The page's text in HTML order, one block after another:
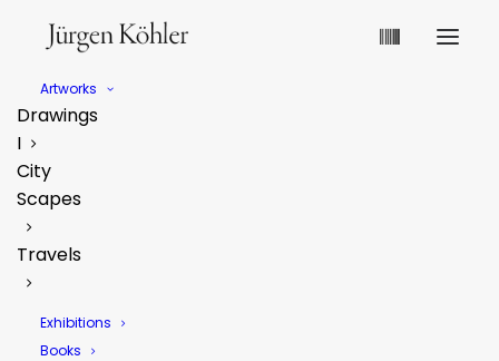
Artworks
Drawings
I
City
Scapes
Travels
Exhibitions
Books